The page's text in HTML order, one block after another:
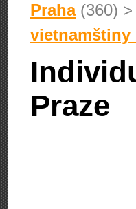
Praha(360) >
vietnamštiny
Praze